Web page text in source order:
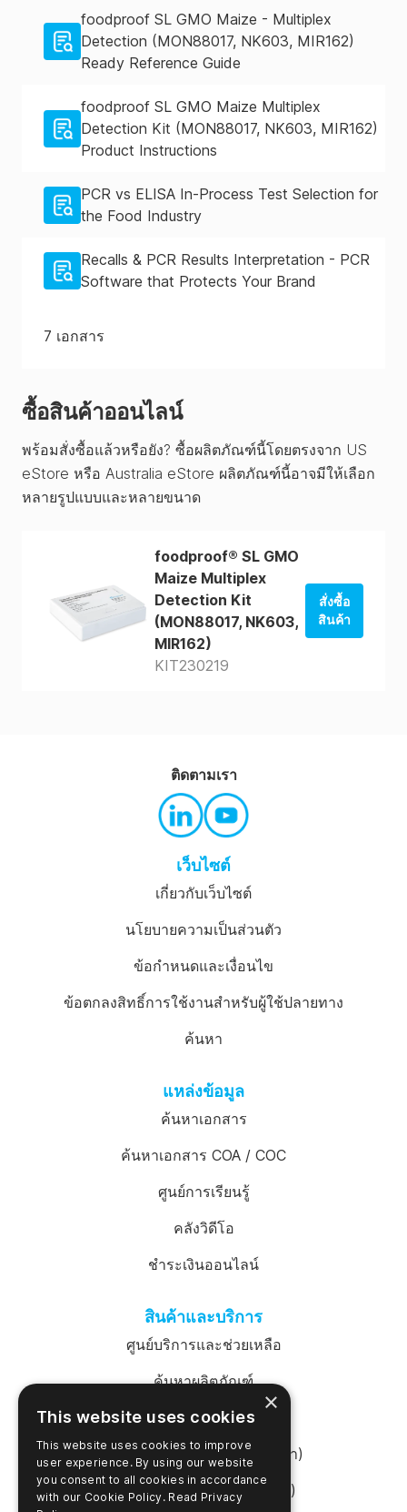
foodproof SL GMO Maize - Multiplex
Detection (MON88017, NK603, MIR162)
Ready Reference Guide
foodproof SL GMO Maize Multiplex
Detection Kit (MON88017, NK603, MIR162)
Product Instructions
PCR vs ELISA In-Process Test Selection for
the Food Industry
Recalls & PCR Results Interpretation - PCR
Software that Protects Your Brand
7 เอกสาร
ซื้อสินค้าออนไลน์
พร้อมสั่งซื้อแล้วหรือยัง? ซื้อผลิตภัณฑ์นี้โดยตรงจาก US
eStore หรือ Australia eStore ผลิตภัณฑ์นี้อาจมีให้เลือก
หลายรูปแบบและหลายขนาด
foodproof® SL GMO
Maize Multiplex
Detection Kit
(MON88017, NK603,
MIR162)
KIT230219
สั่งซื้อ
สินค้า
เว็บไซต์
เกี่ยวกับเว็บไซต์
นโยบายความเป็นส่วนตัว
ข้อกำหนดและเงื่อนไข
ข้อตกลงสิทธิ์การใช้งานสำหรับผู้ใช้ปลายทาง
ค้นหา
แหล่งข้อมูล
ค้นหาเอกสาร
ค้นหาเอกสาร COA / COC
ศูนย์การเรียนรู้
คลังวิดีโอ
ชำระเงินออนไลน์
สินค้าและบริการ
ศูนย์บริการและช่วยเหลือ
ค้นหาผลิตภัณฑ์
เข้าสู่ระบบ SureTrend
ร้านค้าออนไลน์ (สหรัฐอเมริกา)
ร้านค้าออนไลน์ (ออสเตรเลีย)
ติดตามเรา
×
This website uses cookies
This website uses cookies to improve
user experience. By using our website
you consent to all cookies in accordance
with our Cookie Policy. Read Privacy